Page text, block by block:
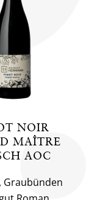
NOIR
MAÎTRE
AOC
Graubünden